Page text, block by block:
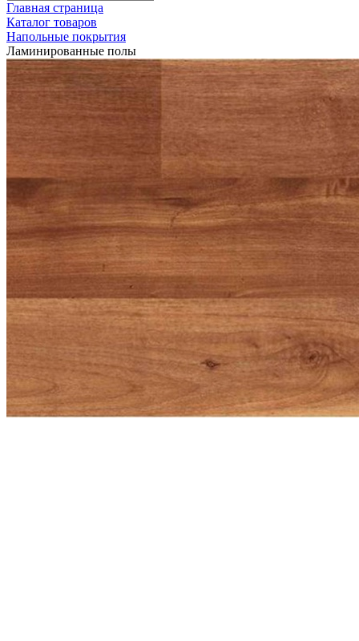
Главная страница
Каталог товаров
Напольные покрытия
Ламинированные полы